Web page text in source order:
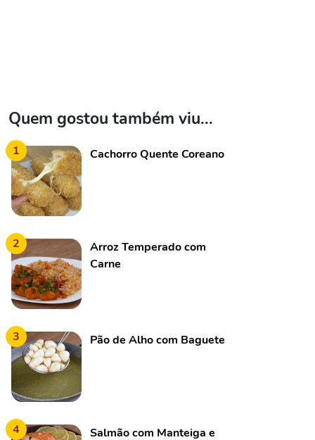
Quem gostou também viu...
1 Cachorro Quente Coreano
2
Arroz Temperado com
Carne
3 Pão de Alho com Baguete
4 Salmão com Manteiga e